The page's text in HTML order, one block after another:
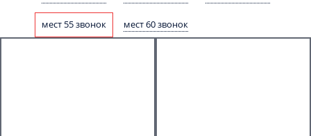
мест 55 звонок мест 60 звонок